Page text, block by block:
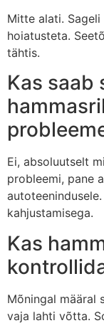
Mitte alati.
hoiatusteta.
tähtis.
Kas saab
Ei, absoluutselt
probleemi, pane
kahjustamisega.
Kas
Mõningal määral
vaja lahti võtta.